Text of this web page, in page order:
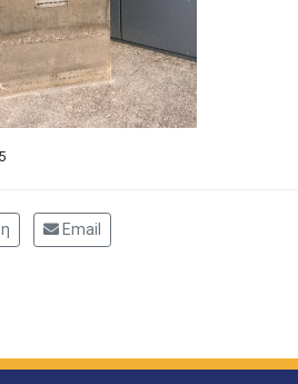
Email